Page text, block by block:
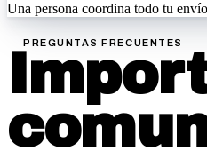
Una persona coordina todo tu
PREGUNTAS FRECUENTES